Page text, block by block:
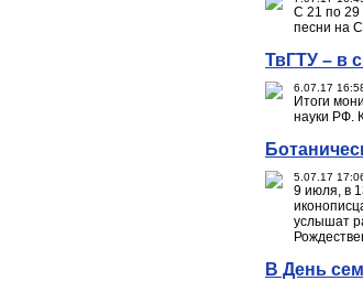
С 21 по 29
песни на
ТвГТУ – в
6.07.17
Итоги
науки РФ.
5.07.17
9 июля, в
услышат
В День